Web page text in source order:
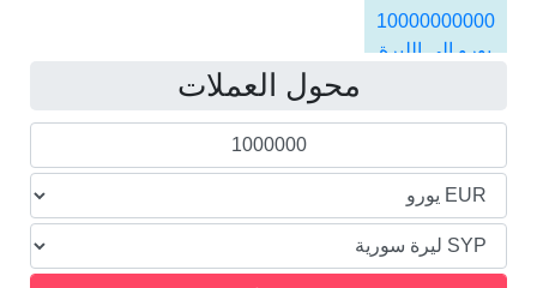
السورية
10000000000
يورو الى الليرة
محول العملات